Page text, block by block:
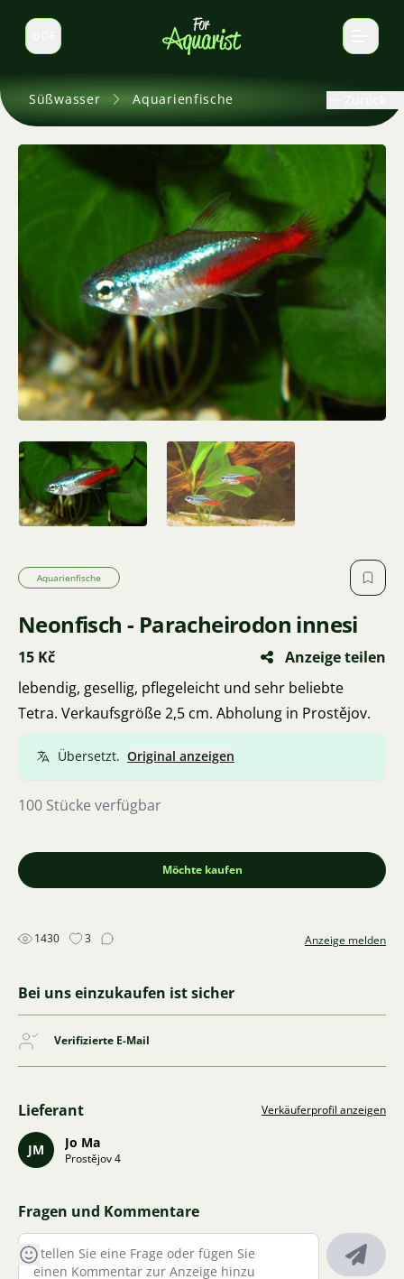
Sprache wechseln
Süßwasser Aquarienfische
Aquarienfische
Neonfisch - Paracheirodon innesi
15 Kč
Anzeige teilen
lebendig, gesellig, pflegeleicht und sehr beliebte
Tetra. Verkaufsgröße 2,5 cm. Abholung in Prostějov.
Übersetzt. Original anzeigen
100 Stücke verfügbar
Möchte kaufen
1430 3 Anzeige melden
Bei uns einzukaufen ist sicher
Verifizierte E-Mail
Lieferant Verkäuferprofil anzeigen
JM Jo Ma
Prostějov 4
Fragen und Kommentare